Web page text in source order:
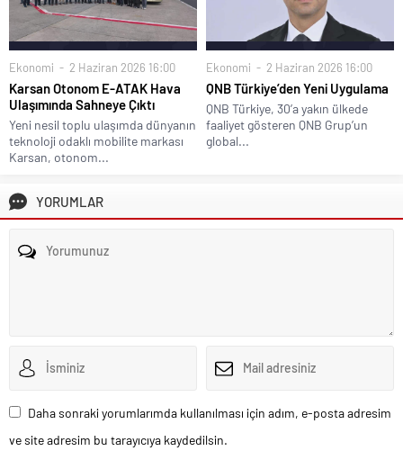
Ekonomi 2 Haziran 2026 16:00
Karsan Otonom E-ATAK Hava
Ulaşımında Sahneye Çıktı
Yeni nesil toplu ulaşımda dünyanın
teknoloji odaklı mobilite markası
Karsan, otonom...
Ekonomi 2 Haziran 2026 16:00
QNB Türkiye’den Yeni Uygulama
QNB Türkiye, 30’a yakın ülkede
faaliyet gösteren QNB Grup’un
global...
YORUMLAR
Daha sonraki yorumlarımda kullanılması için adım, e-posta adresim
ve site adresim bu tarayıcıya kaydedilsin.